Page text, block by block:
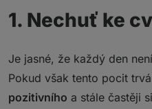
1. Nechuť ke
Je jasné, že každý den
Pokud však tento pocit
pozitivního a stále častěji